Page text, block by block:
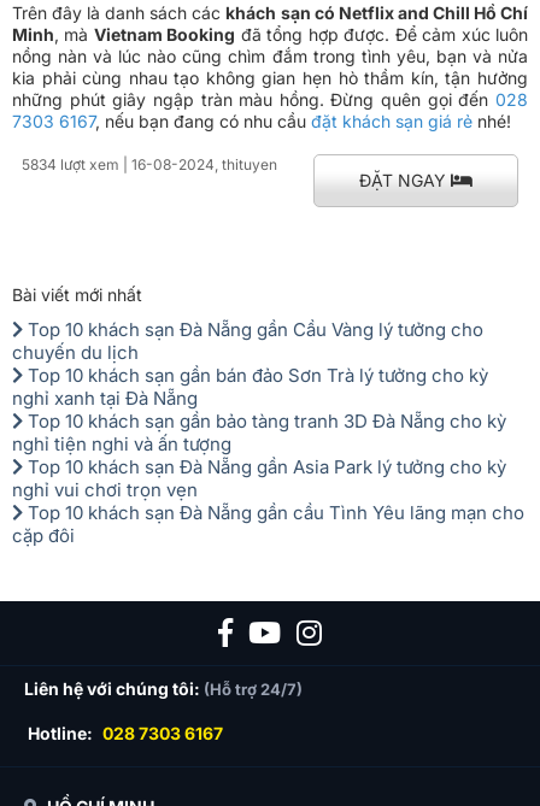
Trên đây là danh sách cáckhách sạn có Netflix and Chill Hồ Chí
Minh, mà Vietnam Booking đã tổng hợp được. Để cảm xúc luôn
nồng nàn và lúc nào cũng chìm đắm trong tình yêu, bạn và nửa
kia phải cùng nhau tạo không gian hẹn hò thầm kín, tận hưởng
những phút giây ngập tràn màu hồng. Đừng quên gọi đến 028
7303 6167, nếu bạn đang có nhu cầu đặt khách sạn giá rẻ nhé!
5834 lượt xem | 16-08-2024, thituyen
ĐẶT NGAY
Bài viết mới nhất
Top 10 khách sạn Đà Nẵng gần Cầu Vàng lý tưởng cho
chuyến du lịch
Top 10 khách sạn gần bán đảo Sơn Trà lý tưởng cho kỳ
nghỉ xanh tại Đà Nẵng
Top 10 khách sạn gần bảo tàng tranh 3D Đà Nẵng cho kỳ
nghỉ tiện nghi và ấn tượng
Top 10 khách sạn Đà Nẵng gần Asia Park lý tưởng cho kỳ
nghỉ vui chơi trọn vẹn
Top 10 khách sạn Đà Nẵng gần cầu Tình Yêu lãng mạn cho
cặp đôi
Liên hệ với chúng tôi: (Hỗ trợ 24/7)
Hotline: 028 7303 6167